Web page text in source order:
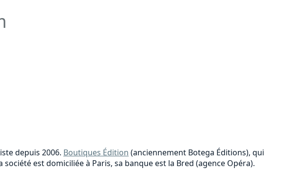
depuis 2006. Boutiques Édition (anciennement Botega Éditions), qui
est domiciliée à Paris, sa banque est la Bred (agence Opéra).